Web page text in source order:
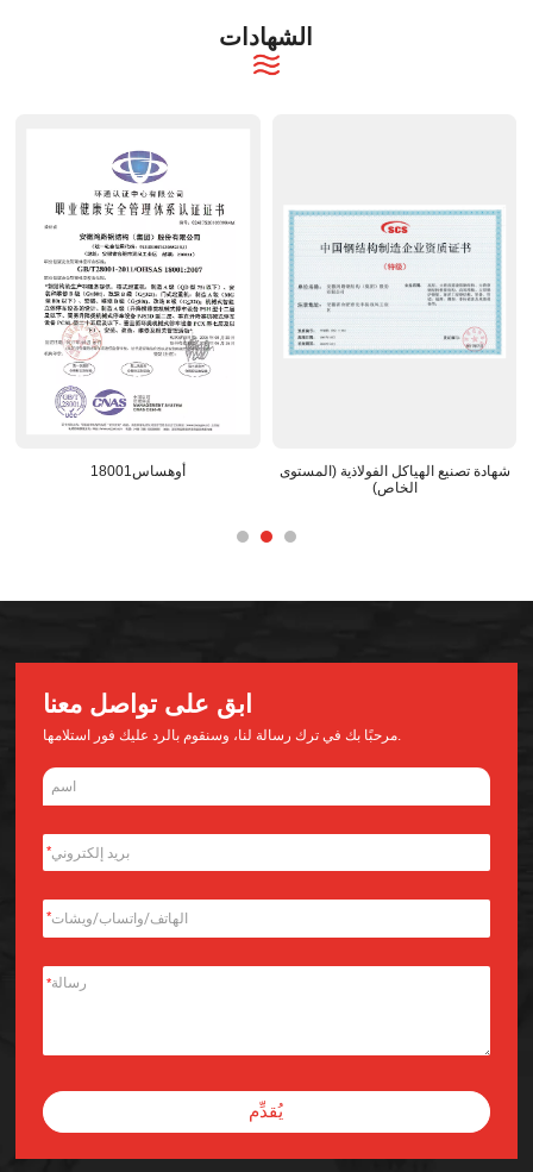
الشهادات
أوهساس18001
شهادة تصنيع الهياكل الفولاذية (المستوى
الخاص)
ابق على تواصل معنا
مرحبًا بك في ترك رسالة لنا، وسنقوم بالرد عليك فور استلامها.
*
*
*
يُقدِّم